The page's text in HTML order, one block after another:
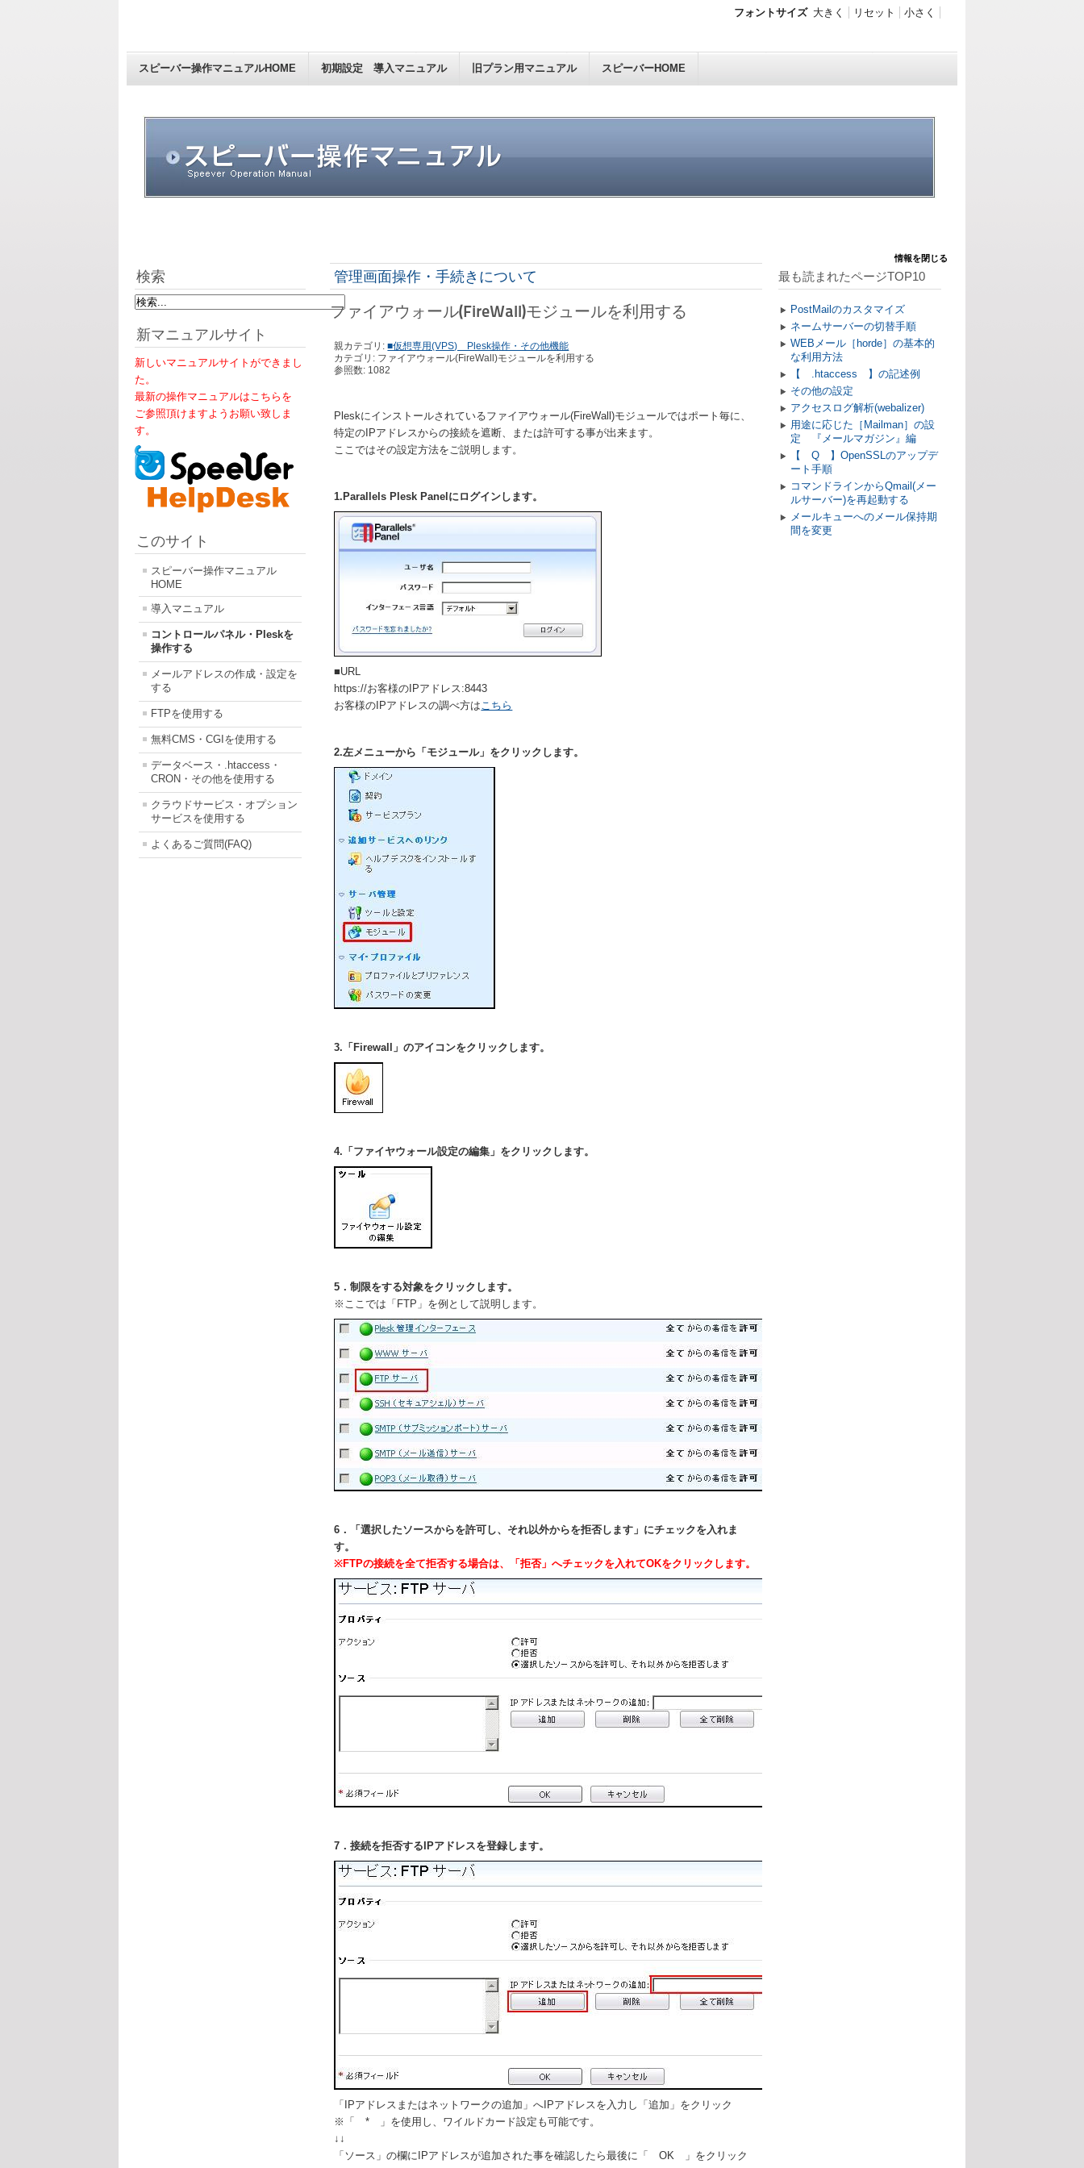
スピーバー操作マニュアルHOME 初期設定 導入マニュアル 旧プラン用マニュアル スピーバーHOME
フォントサイズ 大きく リセット 小さく
検索
新マニュアルサイト
新しいマニュアルサイトができまし
た。
最新の操作マニュアルはこちらを
ご参照頂けますようお願い致しま
す。
このサイト
スピーバー操作マニュアル
HOME
導入マニュアル
コントロールパネル・Pleskを
操作する
メールアドレスの作成・設定を
する
FTPを使用する
無料CMS・CGIを使用する
データベース・.htaccess・
CRON・その他を使用する
クラウドサービス・オプション
サービスを使用する
よくあるご質問(FAQ)
管理画面操作・手続きについて
ファイアウォール(FireWall)モジュールを利用する
親カテゴリ:■仮想専用(VPS) Plesk操作・その他機能
カテゴリ: ファイアウォール(FireWall)モジュールを利用する
参照数: 1082
Pleskにインストールされているファイアウォール(FireWall)モジュールではポート毎に、
特定のIPアドレスからの接続を遮断、または許可する事が出来ます。
ここではその設定方法をご説明します。
1.Parallels Plesk Panelにログインします。
■URL
https://お客様のIPアドレス:8443
お客様のIPアドレスの調べ方はこちら
2.左メニューから「モジュール」をクリックします。
3.「Firewall」のアイコンをクリックします。
4.「ファイヤウォール設定の編集」をクリックします。
5．制限をする対象をクリックします。
※ここでは「FTP」を例として説明します。
6．「選択したソースからを許可し、それ以外からを拒否します」にチェックを入れま
す。
※FTPの接続を全て拒否する場合は、「拒否」へチェックを入れてOKをクリックします。
7．接続を拒否するIPアドレスを登録します。
「IPアドレスまたはネットワークの追加」へIPアドレスを入力し「追加」をクリック
※「 * 」を使用し、ワイルドカード設定も可能です。
↓↓
「ソース」の欄にIPアドレスが追加された事を確認したら最後に「 OK 」をクリック
情報を閉じる
最も読まれたページTOP10
PostMailのカスタマイズ
ネームサーバーの切替手順
WEBメール［horde］の基本的
な利用方法
【 .htaccess 】の記述例
その他の設定
アクセスログ解析(webalizer)
用途に応じた［Mailman］の設
定 『メールマガジン』編
【 Q 】OpenSSLのアップデ
ート手順
コマンドラインからQmail(メー
ルサーバー)を再起動する
メールキューへのメール保持期
間を変更